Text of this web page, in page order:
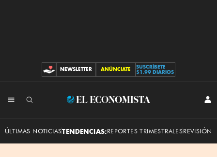
CONTRIBUCIONES
NEWSLETTER ANÚNCIATE
SUSCRÍBETE
$1.99 DIARIOS
El
ÚLTIMAS NOTICIASTENDENCIAS:REPORTES TRIMESTRALESREVISIÓN